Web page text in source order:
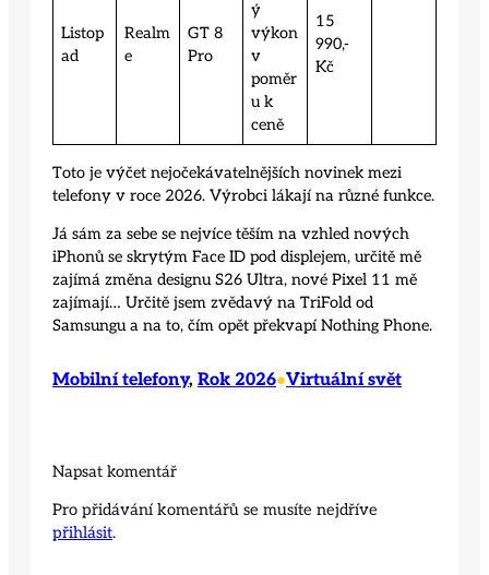
Listop
ad
Realm
e
GT 8
Pro
ý
výkon
v
poměr
u k
ceně
15
990,-
Kč
Toto je výčet nejočekávatelnějších novinek mezi
telefony v roce 2026. Výrobci lákají na různé funkce.
Já sám za sebe se nejvíce těším na vzhled nových
iPhonů se skrytým Face ID pod displejem, určitě mě
zajímá změna designu S26 Ultra, nové Pixel 11 mě
zajímají… Určitě jsem zvědavý na TriFold od
Samsungu a na to, čím opět překvapí Nothing Phone.
Mobilní telefony, Rok 2026•Virtuální svět
Napsat komentář
Pro přidávání komentářů se musíte nejdříve
přihlásit.